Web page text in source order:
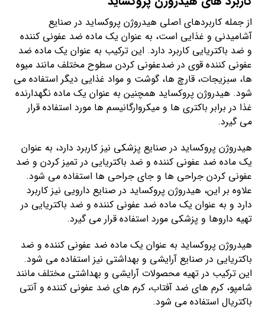
از جمله کاربردهای اصلی هیدروژن پروکساید در صنایع
آشامیدنی و غذایی است، به عنوان یک ماده ضد عفونی کننده
و ضد باکتریایی کاربرد دارد. این ترکیب به عنوان یک ماده ضد
عفونی کننده قوی در ضدعفونی کردن سطوح مختلف مانند میوه
ها، سبزیجات، قارچ ها، گوشت و مواد غذایی دیگر استفاده می
شود. هیدروژن پروکساید همچنین به عنوان یک ماده نگهدارنده
غذا در برابر باکتری ها و میکروارگانیسم ها مورد استفاده قرار
می گیرد.
هیدروژن پروکساید در صنایع پزشکی نیز کاربرد دارد، به عنوان
یک ماده ضد عفونی کننده و ضد باکتریایی در تمیز کردن و ضد
عفونی کردن جراحی ها و جای جراحی ها استفاده می شود.
علاوه بر این، هیدروژن پروکساید در صنایع دارویی نیز کاربرد
دارد و به عنوان یک ماده ضد عفونی کننده و ضد باکتریایی در
تهیه داروها و پزشکی مورد استفاده قرار می گیرد.
هیدروژن پروکساید به عنوان یک ماده ضد عفونی کننده و ضد
باکتریایی در صنایع آرایشی و بهداشتی نیز استفاده می شود.
این ترکیب در تهیه محصولات آرایشی و بهداشتی مختلف مانند
شامپو، کرم های ضد آفتاب، کرم های ضد عفونی کننده و آنتی
باکتریال استفاده می شود.